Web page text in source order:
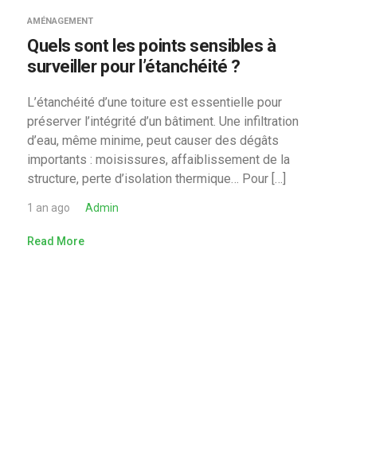
AMÉNAGEMENT
Quels sont les points sensibles à
surveiller pour l’étanchéité ?
L’étanchéité d’une toiture est essentielle pour
préserver l’intégrité d’un bâtiment. Une infiltration
d’eau, même minime, peut causer des dégâts
importants : moisissures, affaiblissement de la
structure, perte d’isolation thermique… Pour […]
1 an ago Admin
Read More